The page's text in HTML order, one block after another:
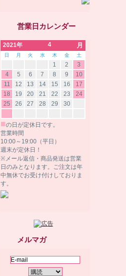
営業日カレンダー
2021年 4 月
日 月 火 水 木 金 土
1 2
3
4
5 6 7 8 9
10
11
12 13 14 15 16
17
18
19 20 21 22 23
24
25
26 27 28 29 30
■の日が定休日です。
営業時間
10:00～19:00（平日）
週末が定休日！
※メール返信・商品発送は営業
日のみとなります。ご注文は年
中無休でお受け付けしておりま
す。
メルマガ